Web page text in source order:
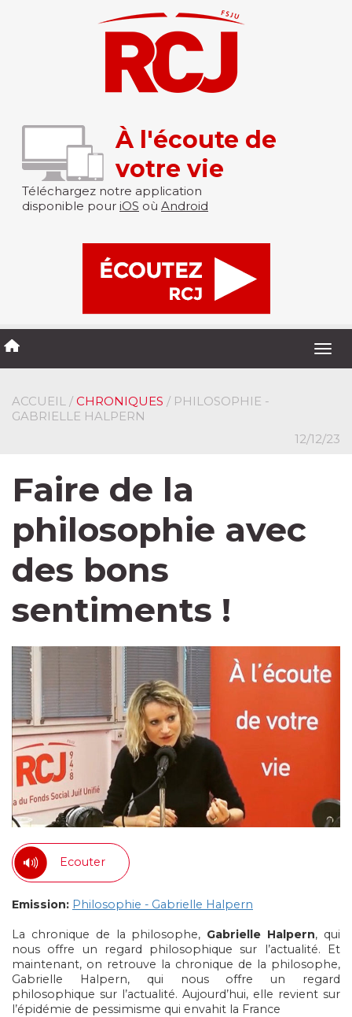
À l'écoute de
votre vie
Téléchargez notre application
disponible pour iOS où Android
ACCUEIL / CHRONIQUES / PHILOSOPHIE -
GABRIELLE HALPERN
12/12/23
Faire de la
philosophie avec
des bons
sentiments !
Ecouter
Emission: Philosophie - Gabrielle Halpern
La chronique de la philosophe, Gabrielle Halpern, qui
nous offre un regard philosophique sur l’actualité. Et
maintenant, on retrouve la chronique de la philosophe,
Gabrielle Halpern, qui nous offre un regard
philosophique sur l’actualité. Aujourd’hui, elle revient sur
l’épidémie de pessimisme qui envahit la France